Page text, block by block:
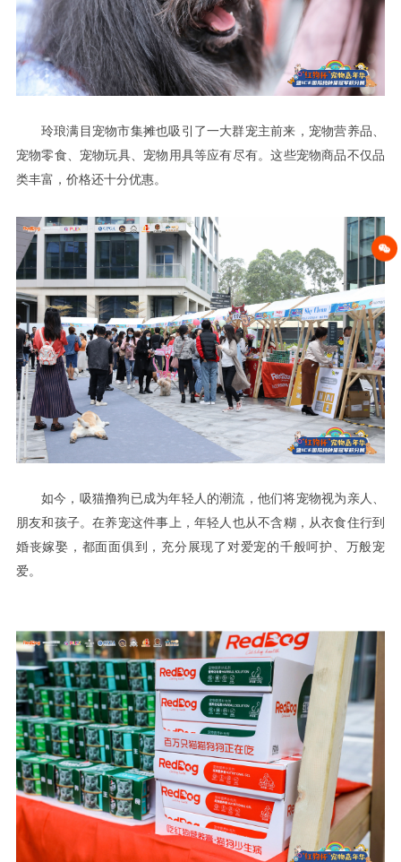
玲琅满目宠物市集摊也吸引了一大群宠主前来 ， 宠物营养品、
宠物零食、 宠物玩具、 宠物用具等应有尽有。这些宠物商品不仅品
类丰富 ， 价格还十分优惠。
如今 ，吸猫撸狗已成为年轻人的潮流，他们将宠物视为亲人、
朋友和 孩子。在养宠这件事上，年轻人也从不含糊， 从衣食住行到
婚丧嫁娶， 都面面俱到， 充分展现了对爱宠的千般呵护 、 万般宠
爱。